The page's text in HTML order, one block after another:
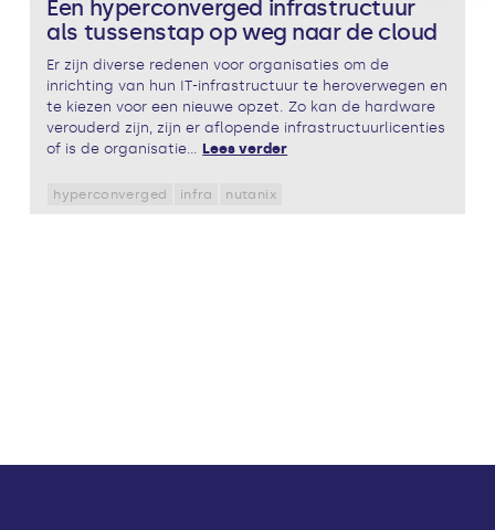
Een hyperconverged infrastructuur
als tussenstap op weg naar de cloud
Er zijn diverse redenen voor organisaties om de
inrichting van hun IT-infrastructuur te heroverwegen en
te kiezen voor een nieuwe opzet. Zo kan de hardware
verouderd zijn, zijn er aflopende infrastructuurlicenties
of is de organisatie... Lees verder
hyperconverged infra nutanix